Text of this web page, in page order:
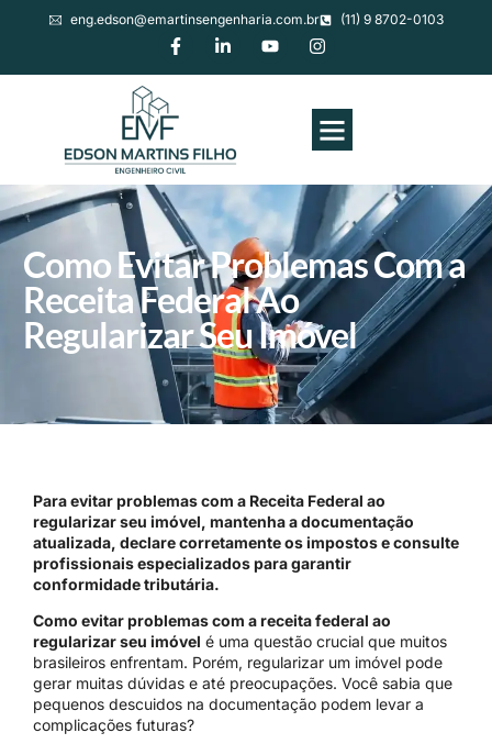
eng.edson@emartinsengenharia.com.br (11) 9 8702-0103
Como Evitar Problemas Com a
Receita Federal Ao
Regularizar Seu Imóvel
Para evitar problemas com a Receita Federal ao
regularizar seu imóvel, mantenha a documentação
atualizada, declare corretamente os impostos e consulte
profissionais especializados para garantir
conformidade tributária.
Como evitar problemas com a receita federal ao
regularizar seu imóvel é uma questão crucial que muitos
brasileiros enfrentam. Porém, regularizar um imóvel pode
gerar muitas dúvidas e até preocupações. Você sabia que
pequenos descuidos na documentação podem levar a
complicações futuras?